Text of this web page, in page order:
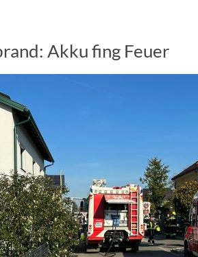
Akku fing Feuer